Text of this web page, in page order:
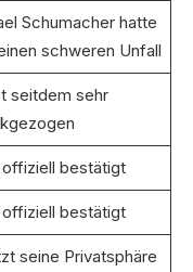
Schumacher hatte
schweren Unfall
seitdem sehr
bestätigt
bestätigt
seine Privatsphäre